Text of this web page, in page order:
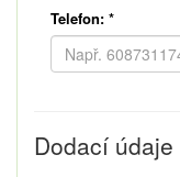
Telefon: *
Dodací údaje